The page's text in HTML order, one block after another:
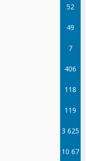
52
49
7
406
118
119
3 625
10 67